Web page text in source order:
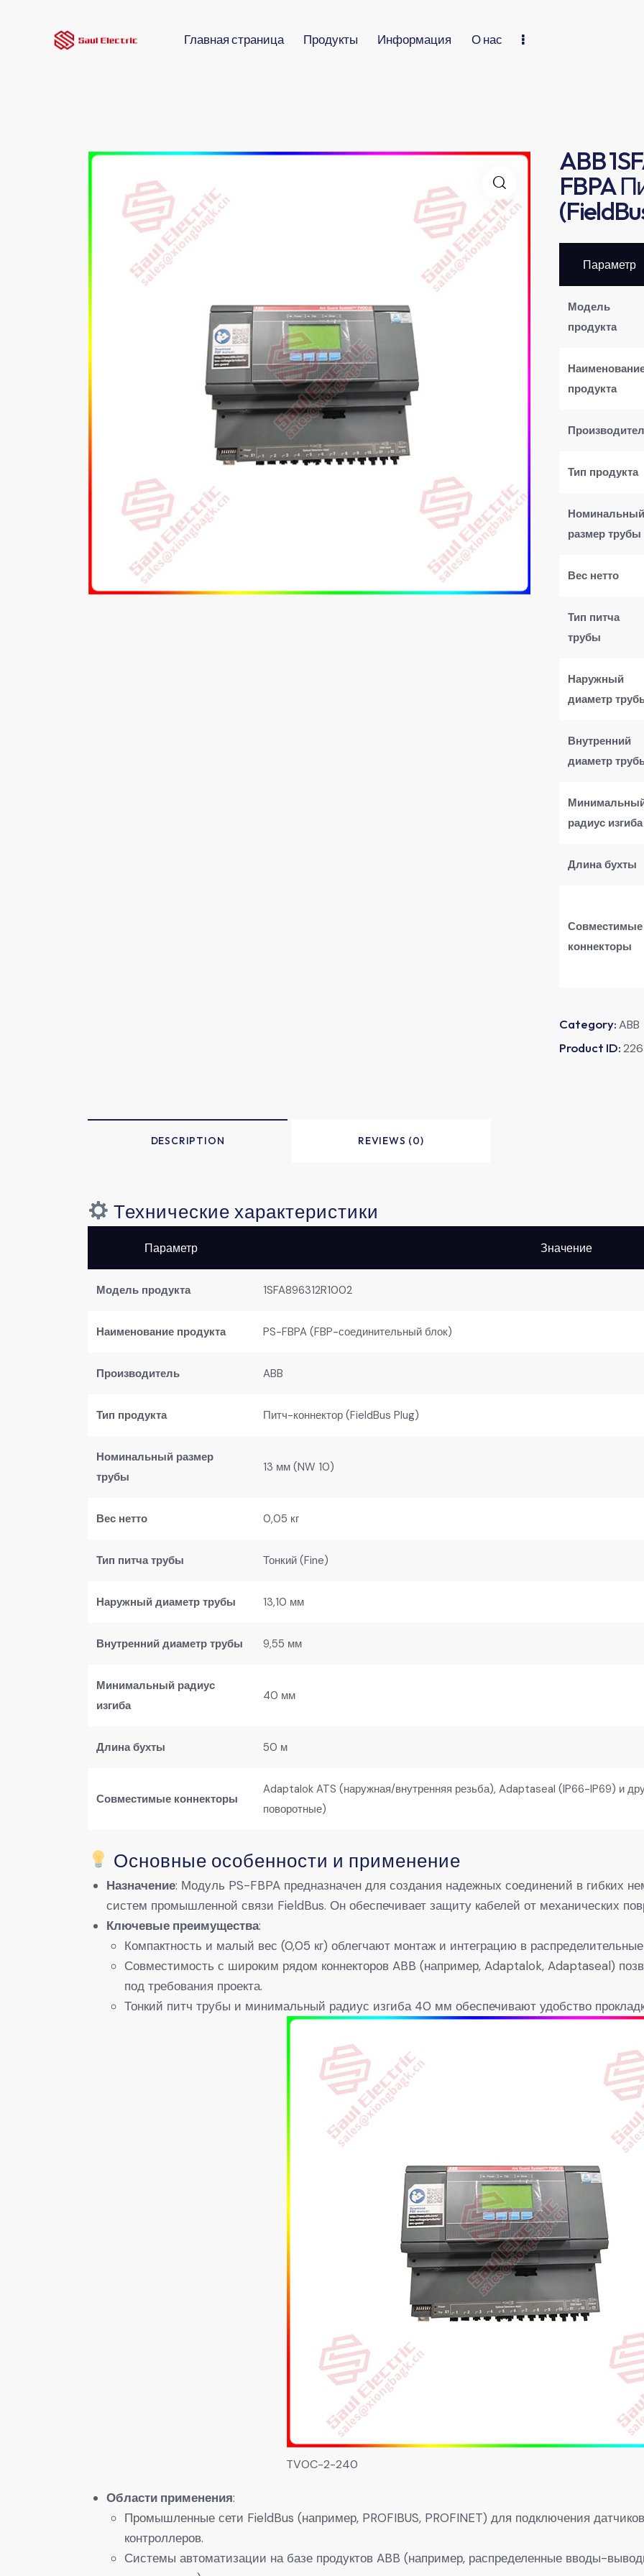
Главная страница Продукты Информация О нас
ABB
FBPA
Параметр
Модель
продукта
продукта
Тип продукта
Номинальный
размер трубы
Вес нетто
Тип питча
трубы
Наружный
диаметр
Внутренний
диаметр
радиус изгиба
Длина бухты
Совместимые
коннекторы
Category:ABB
Product ID:
DESCRIPTION REVIEWS (0)
Технические характеристики
Параметр Значение
Модель продукта 1SFA896312R1002
Наименование продукта PS-FBPA (FBP-соединительный блок)
Производитель ABB
Тип продукта Питч-коннектор (FieldBus Plug)
Номинальный размер
трубы
13 мм (NW 10)
Вес нетто 0,05 кг
Тип питча трубы Тонкий (Fine)
Наружный диаметр трубы 13,10 мм
Внутренний диаметр трубы 9,55 мм
Минимальный радиус
изгиба
40 мм
Длина бухты 50 м
Совместимые коннекторы
Adaptalok ATS (наружная/внутренняя резьба), Adaptaseal (IP66-IP69) и
поворотные)
Основные особенности и применение
Назначение: Модуль PS-FBPA предназначен для создания надежных соединений в гибких
систем промышленной связи FieldBus. Он обеспечивает защиту кабелей от механических
Ключевые преимущества:
Компактность и малый вес (0,05 кг) облегчают монтаж и интеграцию в
Совместимость с широким рядом коннекторов ABB (например, Adaptalok, Adaptaseal)
под требования проекта.
Тонкий питч трубы и минимальный радиус изгиба 40 мм обеспечивают удобство
TVOC-2-240
Области применения:
Промышленные сети FieldBus (например, PROFIBUS, PROFINET) для подключения
контроллеров.
Системы автоматизации на базе продуктов ABB (например, распределенные вводы-